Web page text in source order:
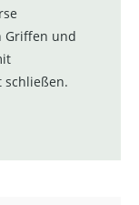
Griffen und
schließen.